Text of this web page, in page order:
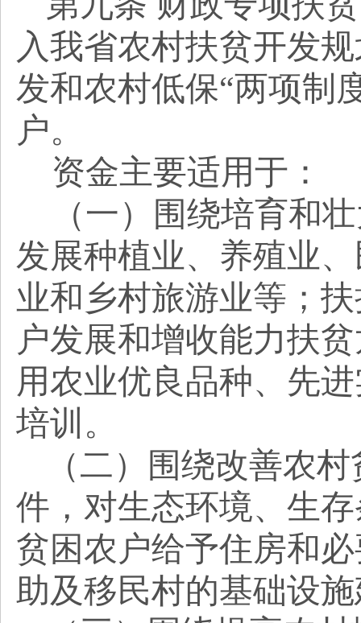
入我省农村扶贫开发
发和农村低保“两项制
户。
资金主要适用于：
（一）围绕培育和
发展种植业、养殖业
业和乡村旅游业等；
户发展和增收能力扶
用农业优良品种、先
培训。
（二）围绕改善农
件，对生态环境、生
贫困农户给予住房和
助及移民村的基础设